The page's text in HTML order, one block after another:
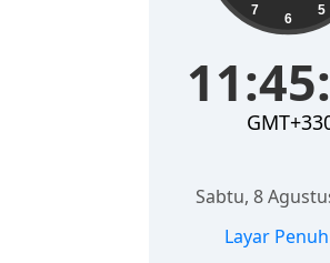
5
6
7
Sabtu, 8
Layar Penuh